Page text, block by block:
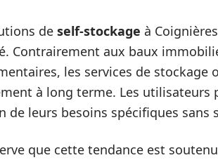
de self-stockage à
Contrairement aux baux
les services de
à long terme. Les
de leurs besoins spécifiques sans
que cette tendance est